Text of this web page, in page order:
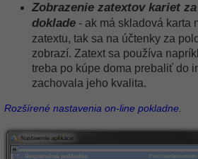
Zobrazenie zatextov kariet
doklade - ak má skladová karta
zatextu, tak sa na účtenky za
zobrazí. Zatext sa používa
treba po kúpe doma prebaliť do
zachovala jeho kvalita.
Rozšírené nastavenia on-line pokladne.